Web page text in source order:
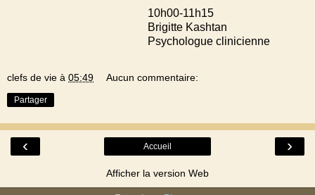
10h00-11h15
Brigitte Kashtan
Psychologue clinicienne
clefs de vie à 05:49 Aucun commentaire:
Partager
‹ ›
Accueil
Afficher la version Web